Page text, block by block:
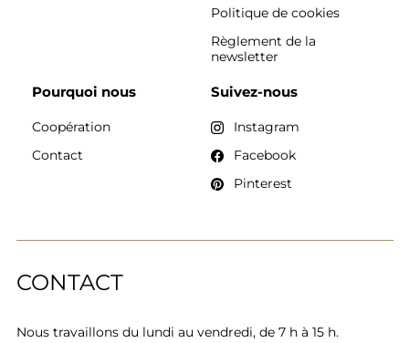
CONTACT
Nous travaillons du lundi au vendredi, de 7 h à 15 h.
Politique de cookies
Règlement de la
newsletter
Pourquoi nous
Coopération
Contact
Suivez-nous
Instagram
Facebook
Pinterest